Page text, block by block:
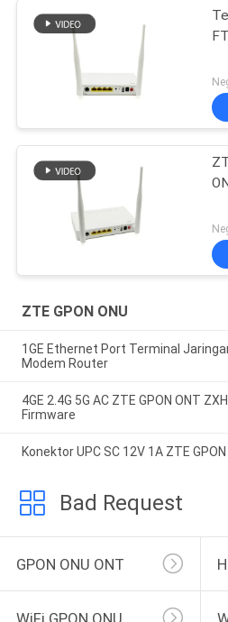
ZTE GPON ONU
1GE Ethernet Port Terminal
Modem Router
4GE 2.4G 5G AC ZTE GPON ONT
Firmware
Konektor UPC SC 12V 1A ZTE
Bad Request
GPON ONU ONT